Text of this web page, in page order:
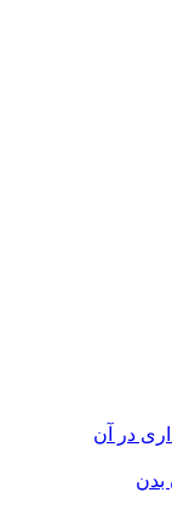
در آن
بدن